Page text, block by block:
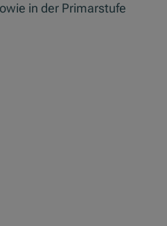
in der Primarstufe